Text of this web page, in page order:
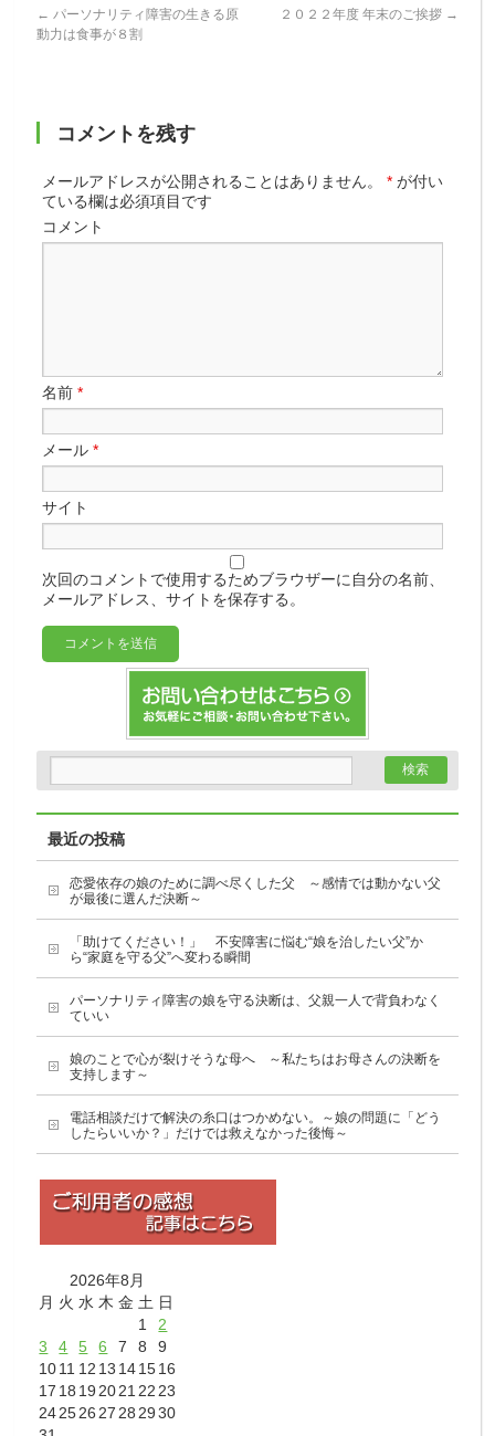
← パーソナリティ障害の生きる原
動力は食事が８割
２０２２年度 年末のご挨拶 →
コメントを残す
メールアドレスが公開されることはありません。 * が付い
ている欄は必須項目です
コメント
名前*
メール*
サイト
次回のコメントで使用するためブラウザーに自分の名前、
メールアドレス、サイトを保存する。
最近の投稿
恋愛依存の娘のために調べ尽くした父 ～感情では動かない父
が最後に選んだ決断～
「助けてください！」 不安障害に悩む“娘を治したい父”か
ら“家庭を守る父”へ変わる瞬間
パーソナリティ障害の娘を守る決断は、父親一人で背負わなく
ていい
娘のことで心が裂けそうな母へ ～私たちはお母さんの決断を
支持します～
電話相談だけで解決の糸口はつかめない。～娘の問題に「どう
したらいいか？」だけでは救えなかった後悔～
2026年8月
月 火 水 木 金 土 日
1
2
3
4 5 6 7 8
9
1011 12 13 141516
17 18 19 2021 22 23
242526 27 28 29 30